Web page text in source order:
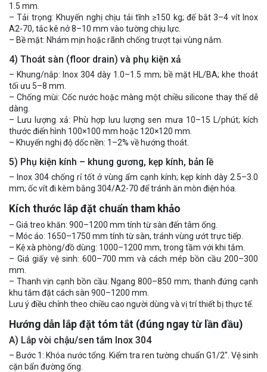
1.5 mm.
– Tải trọng: Khuyến nghị chịu tải tĩnh ≥150 kg; đế bắt 3–4 vít Inox
A2-70, tắc kê nở 8–10 mm vào tường chịu lực.
– Bề mặt: Nhám mịn hoặc rãnh chống trượt tại vùng nắm.
4) Thoát sàn (floor drain) và phụ kiện xả
– Khung/nắp: Inox 304 dày 1.0–1.5 mm; bề mặt HL/BA; khe thoát
tối ưu 5–8 mm.
– Chống mùi: Cốc nước hoặc màng một chiều silicone thay thế dễ
dàng.
– Lưu lượng xả: Phù hợp lưu lượng sen mưa 10–15 L/phút; kích
thước điển hình 100×100 mm hoặc 120×120 mm.
– Khuyến nghị độ dốc nền: 1–2% về hướng thoát.
5) Phụ kiện kính – khung gương, kẹp kính, bản lề
– Inox 304 chống rỉ tốt ở vùng ẩm cạnh kính; kẹp kính dày 2.5–3.0
mm; ốc vít đi kèm bằng 304/A2-70 để tránh ăn mòn điện hóa.
Kích thước lắp đặt chuẩn tham khảo
– Giá treo khăn: 900–1200 mm tính từ sàn đến tâm ống.
– Móc áo: 1650–1750 mm tính từ sàn, tránh vùng ướt trực tiếp.
– Kệ xà phòng/đồ dùng: 1000–1200 mm, trong tầm với khi tắm.
– Giá giấy vệ sinh: 600–700 mm và cách mép bồn cầu 200–300
mm.
– Thanh vịn cạnh bồn cầu: Ngang 800–850 mm; thanh đứng cạnh
khu tắm đặt cách sàn 900–1200 mm.
Lưu ý điều chỉnh theo chiều cao người dùng và vị trí thiết bị thực tế.
Hướng dẫn lắp đặt tóm tắt (đúng ngay từ lần đầu)
A) Lắp vòi chậu/sen tắm Inox 304
– Bước 1: Khóa nước tổng. Kiểm tra ren tường chuẩn G1/2″. Vệ sinh
cặn bẩn đường ống.